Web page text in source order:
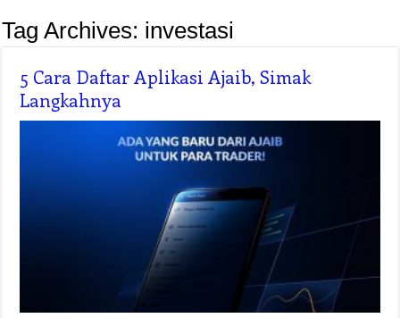
Tag Archives: investasi
5 Cara Daftar Aplikasi Ajaib, Simak
Langkahnya